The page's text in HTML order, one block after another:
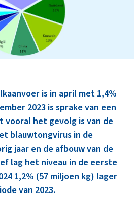
is in april met 1,4%
2023 is sprake van een
vooral het gevolg is van de
blauwtongvirus in de
jaar en de afbouw van de
lag het niveau in de eerste
1,2% (57 miljoen kg) lager
van 2023.